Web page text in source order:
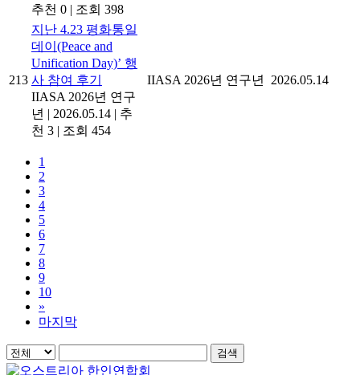
추천 0 | 조회 398
213
지난 4.23 평화통일
데이(Peace and
Unification Day)’ 행
사 참여 후기
IIASA 2026년 연구
년 | 2026.05.14 | 추
천 3 | 조회 454
IIASA 2026년 연구년 2026.05.14
1
2
3
4
5
6
7
8
9
10
»
마지막
검색